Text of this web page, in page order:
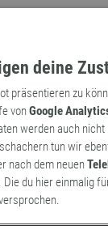
deine
präsentieren zu
vonGoogle
werden auch
tun wir
nach dem neuen
Die du hier einmalig